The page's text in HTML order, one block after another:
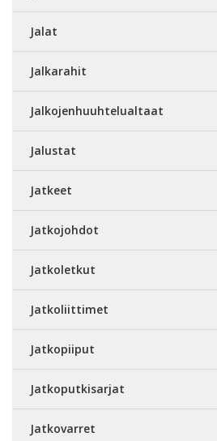
Jalat
Jalkarahit
Jalkojenhuuhtelualtaat
Jalustat
Jatkeet
Jatkojohdot
Jatkoletkut
Jatkoliittimet
Jatkopiiput
Jatkoputkisarjat
Jatkovarret